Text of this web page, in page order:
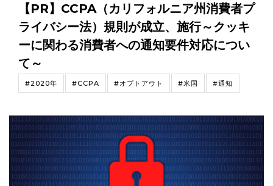
【PR】CCPA（カリフォルニア州消費者プ
ライバシー法）規則が成立、施行～クッキ
ーに関わる消費者への通知要件対応につい
て～
#2020年 #CCPA #オプトアウト #米国 #通知